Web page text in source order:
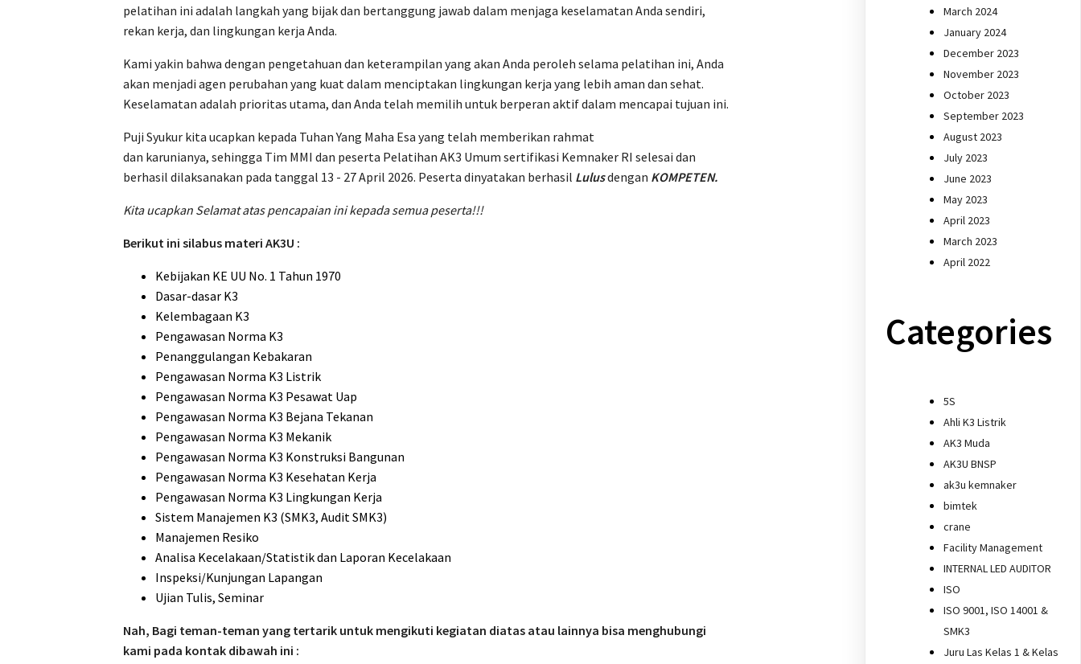
pelatihan ini adalah langkah yang bijak dan bertanggung jawab dalam menjaga keselamatan Anda sendiri,
rekan kerja, dan lingkungan kerja Anda.
Kami yakin bahwa dengan pengetahuan dan keterampilan yang akan Anda peroleh selama pelatihan ini, Anda
akan menjadi agen perubahan yang kuat dalam menciptakan lingkungan kerja yang lebih aman dan sehat.
Keselamatan adalah prioritas utama, dan Anda telah memilih untuk berperan aktif dalam mencapai tujuan ini.
Puji Syukur kita ucapkan kepada Tuhan Yang Maha Esa yang telah memberikan rahmat
dan karunianya, sehingga Tim MMI dan peserta Pelatihan AK3 Umum sertifikasi Kemnaker RI selesai dan
berhasil dilaksanakan pada tanggal 13 - 27 April 2026. Peserta dinyatakan berhasil Lulusdengan KOMPETEN.
Kita ucapkan Selamat atas pencapaian ini kepada semua peserta!!!
Berikut ini silabus materi AK3U :
Kebijakan KE UU No. 1 Tahun 1970
Dasar-dasar K3
Kelembagaan K3
Pengawasan Norma K3
Penanggulangan Kebakaran
Pengawasan Norma K3 Listrik
Pengawasan Norma K3 Pesawat Uap
Pengawasan Norma K3 Bejana Tekanan
Pengawasan Norma K3 Mekanik
Pengawasan Norma K3 Konstruksi Bangunan
Pengawasan Norma K3 Kesehatan Kerja
Pengawasan Norma K3 Lingkungan Kerja
Sistem Manajemen K3 (SMK3, Audit SMK3)
Manajemen Resiko
Analisa Kecelakaan/Statistik dan Laporan Kecelakaan
Inspeksi/Kunjungan Lapangan
Ujian Tulis, Seminar
Nah, Bagi teman-teman yang tertarik untuk mengikuti kegiatan diatas atau lainnya bisa menghubungi
kami pada kontak dibawah ini :
March 2024
January 2024
December 2023
November 2023
October 2023
September 2023
August 2023
July 2023
June 2023
May 2023
April 2023
March 2023
April 2022
Categories
5S
Ahli K3 Listrik
AK3 Muda
AK3U BNSP
ak3u kemnaker
bimtek
crane
Facility Management
INTERNAL LED AUDITOR
ISO
ISO 9001, ISO 14001 &
SMK3
Juru Las Kelas 1 & Kelas